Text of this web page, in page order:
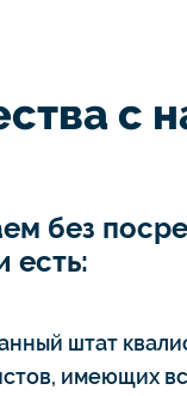
с
без
есть:
штат
имеющих